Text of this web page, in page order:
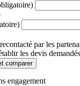
par les
les devis
engagement